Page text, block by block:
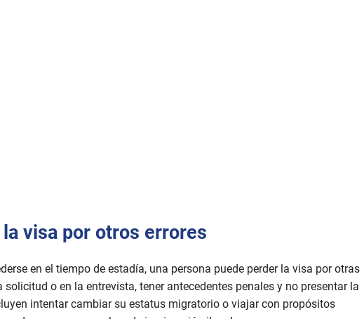
visa por otros errores
en el tiempo de estadía, una persona puede perder la visa por otras
o en la entrevista, tener antecedentes penales y no presentar la
intentar cambiar su estatus migratorio o viajar con propósitos